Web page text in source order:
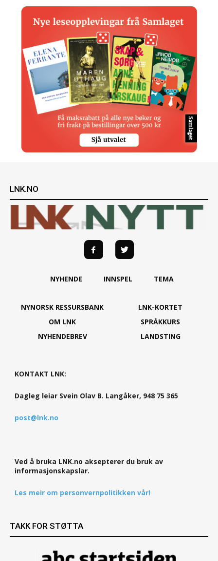
LNK.NO
NYHENDE INNSPEL TEMA
NYNORSK RESSURSBANK
OM LNK
NYHENDEBREV
LNK-KORTET
SPRÅKKURS
LANDSTING
KONTAKT LNK:
Dagleg leiar Svein Olav B. Langåker, 948 75 365
post@lnk.no
Ved å bruka LNK.no aksepterer du bruk av
informasjonskapslar.
Les meir om personvernpolitikken vår!
TAKK FOR STØTTA